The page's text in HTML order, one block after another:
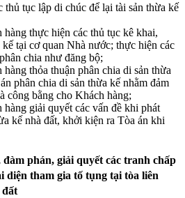
thủ tục lập di chúc để lại tài sản thừa kế
thực hiện các thủ tục kê khai,
tại cơ quan Nhà nước; thực hiện các
chia như đăng bộ;
thỏa thuận phân chia di sản thừa
phân chia di sản thừa kế nhằm đảm
công bằng cho Khách hàng;
giải quyết các vấn đề khi phát
kế nhà đất, khởi kiện ra Tòa án khi
phán, giải quyết các tranh chấp
diện tham gia tố tụng tại tòa liên
đất